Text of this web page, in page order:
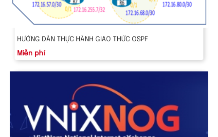
HƯỚNG DẪN THỰC HÀNH GIAO THỨC OSPF
Miễn phí